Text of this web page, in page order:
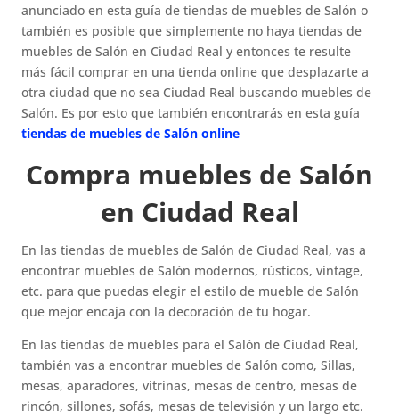
anunciado en esta guía de tiendas de muebles de Salón o
también es posible que simplemente no haya tiendas de
muebles de Salón en Ciudad Real y entonces te resulte
más fácil comprar en una tienda online que desplazarte a
otra ciudad que no sea Ciudad Real buscando muebles de
Salón. Es por esto que también encontrarás en esta guía
tiendas de muebles de Salón online
Compra muebles de Salón
en Ciudad Real
En las tiendas de muebles de Salón de Ciudad Real, vas a
encontrar muebles de Salón modernos, rústicos, vintage,
etc. para que puedas elegir el estilo de mueble de Salón
que mejor encaja con la decoración de tu hogar.
En las tiendas de muebles para el Salón de Ciudad Real,
también vas a encontrar muebles de Salón como, Sillas,
mesas, aparadores, vitrinas, mesas de centro, mesas de
rincón, sillones, sofás, mesas de televisión y un largo etc.